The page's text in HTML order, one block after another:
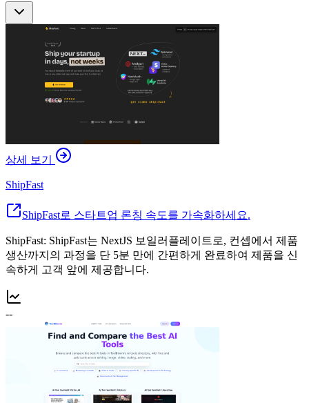
상세 보기
ShipFast
ShipFast로 스타트업 론칭 속도를 가속화하세요.
ShipFast: ShipFast는 NextJS 보일러플레이트로, 컨셉에서 제품
생산까지의 과정을 단 5분 만에 간편하게 완료하여 제품을 신
속하게 고객 앞에 제공합니다.
--